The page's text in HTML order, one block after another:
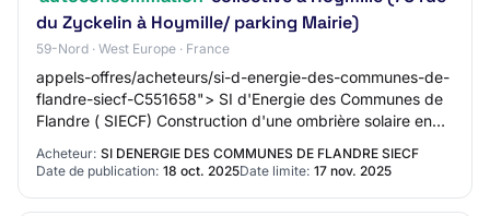
du Zyckelin à Hoymille/ parking Mairie)
59-Nord · West Europe · France
appels-offres/acheteurs/si-d-energie-des-communes-de-
flandre-siecf-C551658"> SI d'Energie des Communes de
Flandre ( SIECF) Construction d'une ombrière solaire en
Acheteur: SI DENERGIE DES COMMUNES DE FLANDRE SIECF
Date de publication: 18 oct. 2025Date limite: 17 nov. 2025